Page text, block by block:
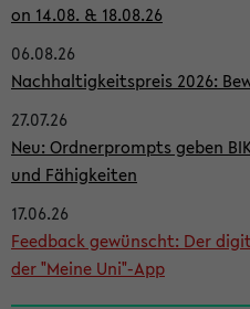
e
i
s
t
e
on 14.08. & 18.08.26
06.08.26
Nachhaltigkeitspreis 2026:
27.07.26
Neu: Ordnerprompts geben
und Fähigkeiten
17.06.26
Feedback gewünscht: Der
der "Meine Uni"-App